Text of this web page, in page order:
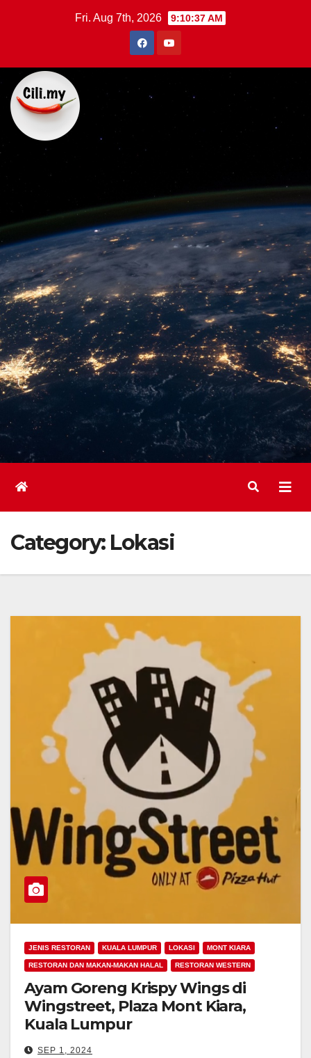
Fri. Aug 7th, 2026 9:10:39 AM
Category: Lokasi
JENIS RESTORAN KUALA LUMPUR LOKASI MONT KIARA
RESTORAN DAN MAKAN-MAKAN HALAL RESTORAN WESTERN
Ayam Goreng Krispy Wings di
Wingstreet, Plaza Mont Kiara,
Kuala Lumpur
SEP 1, 2024